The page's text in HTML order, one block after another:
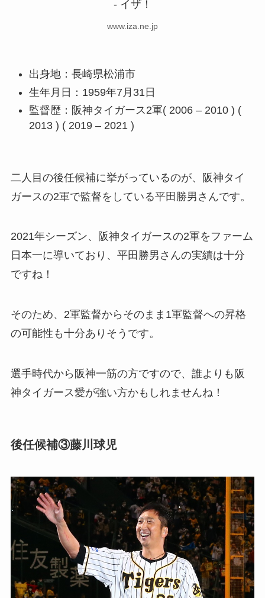
www.iza.ne.jp
出身地：長崎県松浦市
生年月日：1959年7月31日
監督歴：阪神タイガース2軍( 2006 – 2010 ) (
2013 ) ( 2019 – 2021 )
二人目の後任候補に挙がっているのが、阪神タイ
ガースの2軍で監督をしている平田勝男さんです。
2021年シーズン、阪神タイガースの2軍をファーム
日本一に導いており、平田勝男さんの実績は十分
ですね！
そのため、2軍監督からそのまま1軍監督への昇格
の可能性も十分ありそうです。
選手時代から阪神一筋の方ですので、誰よりも阪
神タイガース愛が強い方かもしれませんね！
後任候補③藤川球児